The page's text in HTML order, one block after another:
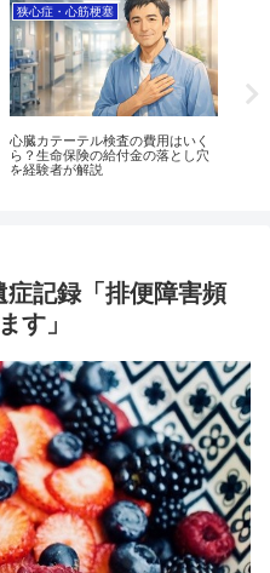
狭心症・心筋梗塞
心臓カテーテル検査の費用はいく
ら？生命保険の給付金の落とし穴
を経験者が解説
症記録「排便障害頻
す」